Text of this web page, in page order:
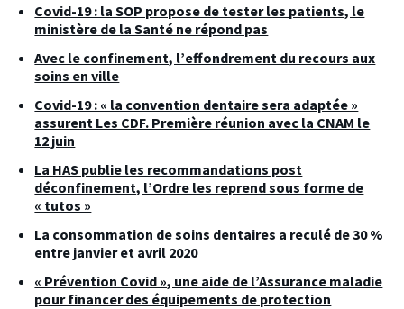
Covid-19 : la SOP propose de tester les patients, le
ministère de la Santé ne répond pas
Avec le confinement, l’effondrement du recours aux
soins en ville
Covid-19 : « la convention dentaire sera adaptée »
assurent Les CDF. Première réunion avec la CNAM le
12 juin
La HAS publie les recommandations post
déconfinement, l’Ordre les reprend sous forme de
« tutos »
La consommation de soins dentaires a reculé de 30 %
entre janvier et avril 2020
« Prévention Covid », une aide de l’Assurance maladie
pour financer des équipements de protection